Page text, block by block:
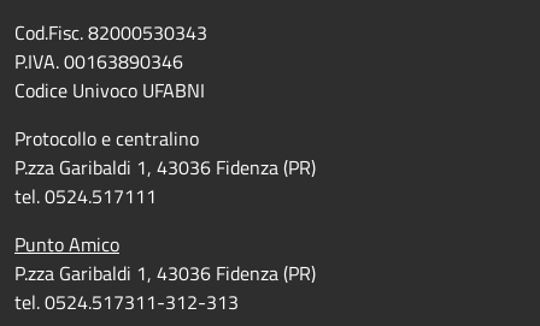
Cod.Fisc. 82000530343
P.IVA. 00163890346
Codice Univoco UFABNI
Protocollo e centralino
P.zza Garibaldi 1, 43036 Fidenza (PR)
tel. 0524.517111
Punto Amico
P.zza Garibaldi 1, 43036 Fidenza (PR)
tel. 0524.517311-312-313